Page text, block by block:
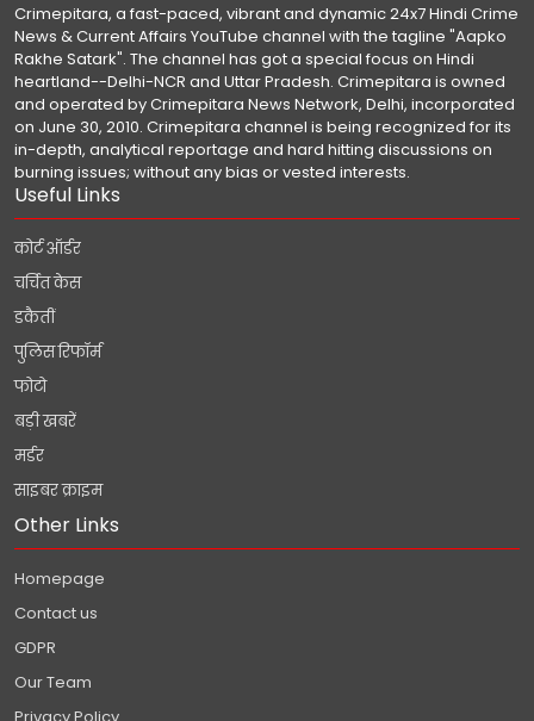
Crimepitara, a fast-paced, vibrant and dynamic 24x7 Hindi Crime
News & Current Affairs YouTube channel with the tagline "Aapko
Rakhe Satark". The channel has got a special focus on Hindi
heartland--Delhi-NCR and Uttar Pradesh. Crimepitara is owned
and operated by Crimepitara News Network, Delhi, incorporated
on June 30, 2010. Crimepitara channel is being recognized for its
in-depth, analytical reportage and hard hitting discussions on
burning issues; without any bias or vested interests.
Useful Links
कोर्ट ऑर्डर
चर्चित केस
डकैतीं
पुलिस रिफॉर्म
फोटो
बड़ी खबरें
मर्डर
साइबर क्राइम
Other Links
Homepage
Contact us
GDPR
Our Team